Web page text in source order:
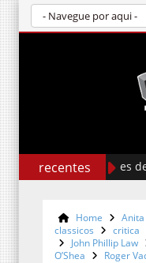
recentesCães de
Home
classicos
critica
John Phillip Law
O’Shea
Roger